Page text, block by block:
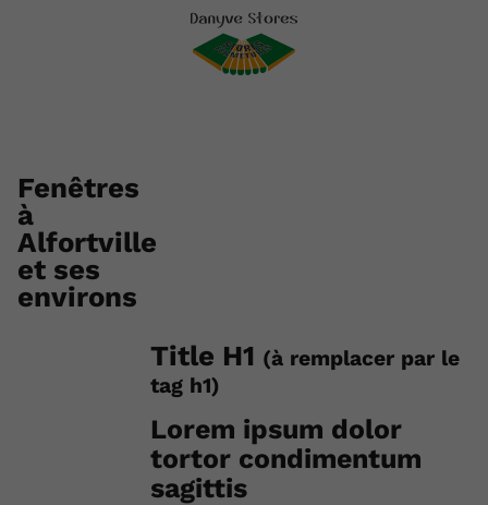
Fenêtres
à
Alfortville
et ses
environs
Title H1 (à remplacer par le
tag h1)
Lorem ipsum dolor
tortor condimentum
sagittis